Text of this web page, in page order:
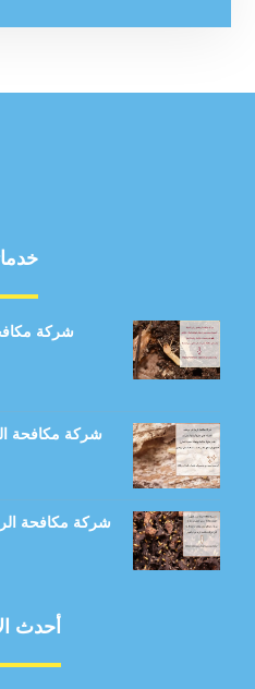
شركة
شركة مكافحة الرمة
شركة مكافحة الرمة
أحدث